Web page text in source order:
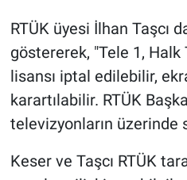
RTÜK üyesi İlhan Taşcı
göstererek, "Tele 1, Halk
lisansı iptal edilebilir,
karartılabilir. RTÜK
televizyonların üzerinde
Keser ve Taşcı RTÜK